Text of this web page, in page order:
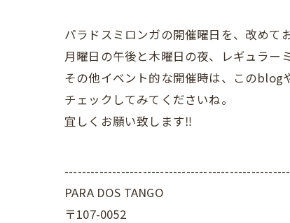
パラドスミロンガの開催曜日を、改めて
月曜日の午後と木曜日の夜、レギュラー
その他イベント的な開催時は、このblog
チェックしてみてくださいね。
宜しくお願い致します‼️
PARA DOS TANGO
〒107-0052